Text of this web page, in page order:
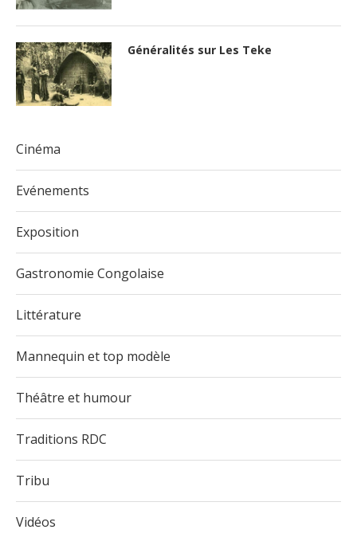
Généralités sur Les Teke
Cinéma
Evénements
Exposition
Gastronomie Congolaise
Littérature
Mannequin et top modèle
Théâtre et humour
Traditions RDC
Tribu
Vidéos